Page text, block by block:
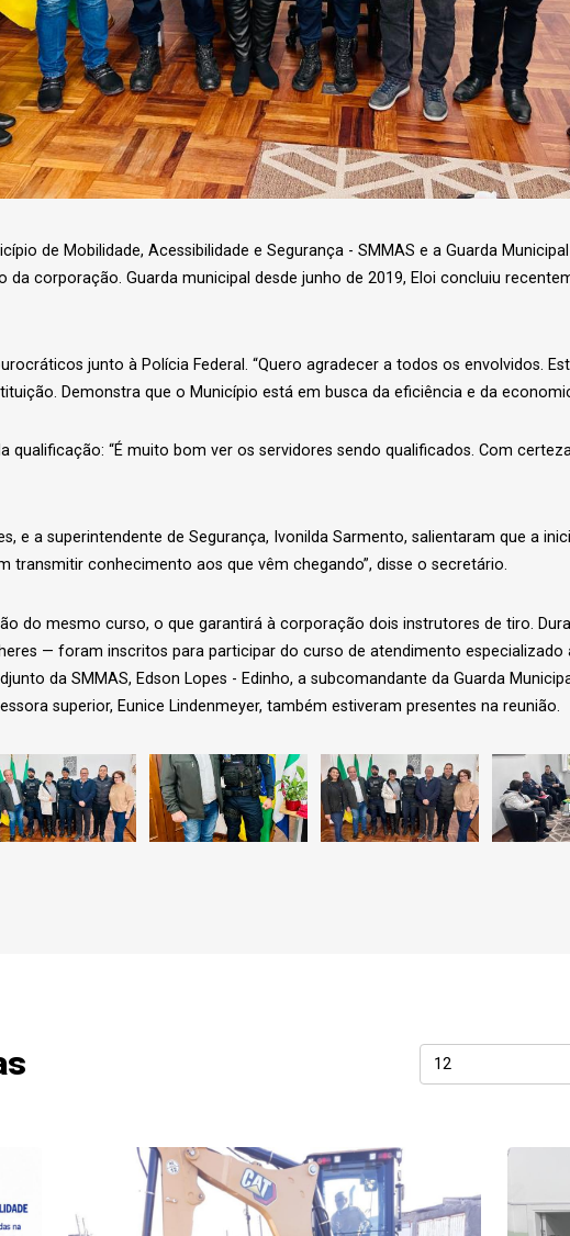
de Mobilidade, Acessibilidade e Segurança - SMMAS e a Guarda
corporação. Guarda municipal desde junho de 2019, Eloi concluiu
junto à Polícia Federal. “Quero agradecer a todos os envolvidos.
Demonstra que o Município está em busca da eficiência e da
“É muito bom ver os servidores sendo qualificados. Com
e a superintendente de Segurança, Ivonilda Sarmento, salientaram que a
transmitir conhecimento aos que vêm chegando”, disse o secretário.
do mesmo curso, o que garantirá à corporação dois instrutores de tiro.
— foram inscritos para participar do curso de atendimento especializado
da SMMAS, Edson Lopes - Edinho, a subcomandante da Guarda
superior, Eunice Lindenmeyer, também estiveram presentes na reunião.